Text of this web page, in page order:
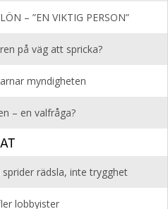
– ”EN VIKTIG PERSON”
på väg att spricka?
myndigheten
– en valfråga?
rädsla, inte trygghet
lobbyister